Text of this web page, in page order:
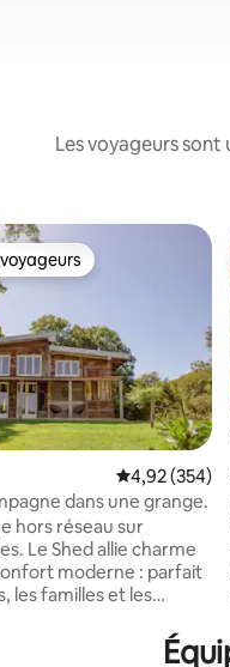
Les voyageurs
Évaluation
4,92 (354)
dans une grange.
hors réseau sur
Le Shed allie charme
moderne : parfait
les familles et les